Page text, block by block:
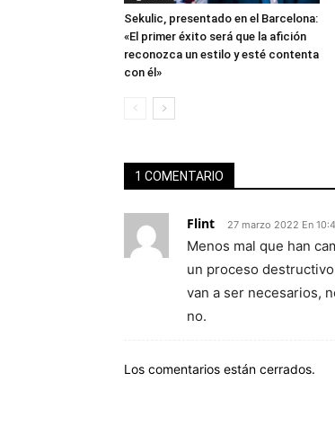
Sekulic, presentado en el Barcelona:
«El primer éxito será que la afición
reconozca un estilo y esté contenta
con él»
1 COMENTARIO
Flint 27 marzo 2022 En
Menos mal que han
un proceso
van a ser necesarios,
no.
Los comentarios están cerrados.